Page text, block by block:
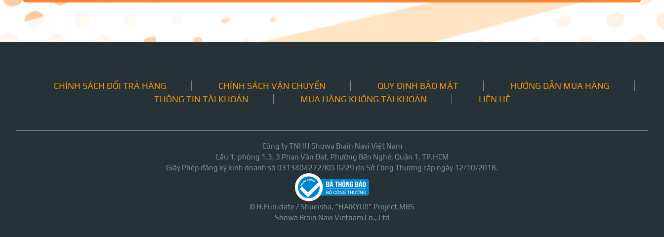
CHÍNH SÁCH ĐỔI TRẢ HÀNG CHÍNH SÁCH VẬN CHUYỂN QUY ĐỊNH BẢO MẬT
HƯỚNG DẪN MUA HÀNG
THÔNG TIN TÀI KHOẢN
MUA HÀNG KHÔNG TÀI KHOẢN LIÊN HỆ
Công ty TNHH Showa Brain Navi Việt Nam
Lầu 1, phòng 1.3, 3 Phan Văn Đạt, Phường Bến Nghé, Quận 1, TP.HCM
Giấy Phép đăng ký kinh doanh số 0313404272/KD-0229 do Sở Công Thương cấp ngày 12/10/2018.
© H.Furudate / Shueisha, “HAIKYU!!” Project,MBS
Showa Brain Navi Vietnam Co., Ltd